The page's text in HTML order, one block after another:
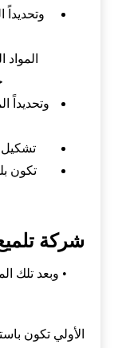
وتحديداً
وتحديداً
تشكيل
تكون
شركة
• وبعد تلك
الأولي تكون